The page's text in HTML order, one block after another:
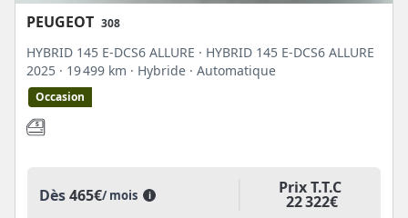
PEUGEOT 308
HYBRID 145 E-DCS6 ALLURE · HYBRID 145 E-DCS6 ALLURE
2025 · 19 499 km · Hybride · Automatique
Occasion
Dès465€/ mois i Prix T.T.C
22 322€